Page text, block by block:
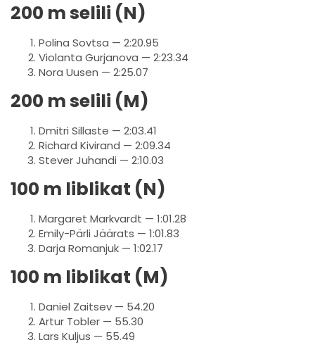
200 m selili (N)
Polina Sovtsa — 2:20.95
Violanta Gurjanova — 2:23.34
Nora Uusen — 2:25.07
200 m selili (M)
Dmitri Sillaste — 2:03.41
Richard Kivirand — 2:09.34
Stever Juhandi — 2:10.03
100 m liblikat (N)
Margaret Markvardt — 1:01.28
Emily-Pärli Jäärats — 1:01.83
Darja Romanjuk — 1:02.17
100 m liblikat (M)
Daniel Zaitsev — 54.20
Artur Tobler — 55.30
Lars Kuljus — 55.49